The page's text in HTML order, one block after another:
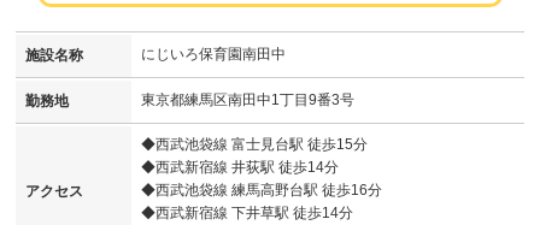
施設名称 にじいろ保育園南田中
勤務地 東京都練馬区南田中1丁目9番3号
アクセス
◆西武池袋線 富士見台駅 徒歩15分
◆西武新宿線 井荻駅 徒歩14分
◆西武池袋線 練馬高野台駅 徒歩16分
◆西武新宿線 下井草駅 徒歩14分